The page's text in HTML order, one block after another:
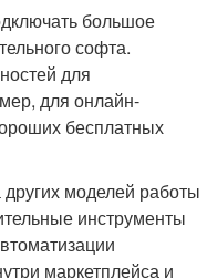
большое
софта.
для
для онлайн-
бесплатных
моделей работы
инструменты
маркетплейса и